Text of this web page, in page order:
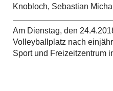
Knobloch, Sebastian
Am Dienstag, den
Volleyballplatz nach
Sport und Freizeitzentrum